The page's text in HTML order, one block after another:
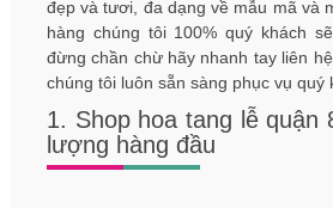
đẹp và tươi, đa dạng về mẫu mã và
hàng chúng tôi 100% quý khách
đừng chần chừ hãy nhanh tay liên
chúng tôi luôn sẵn sàng phục vụ quý
1. Shop hoa tang lễ quận
lượng hàng đầu